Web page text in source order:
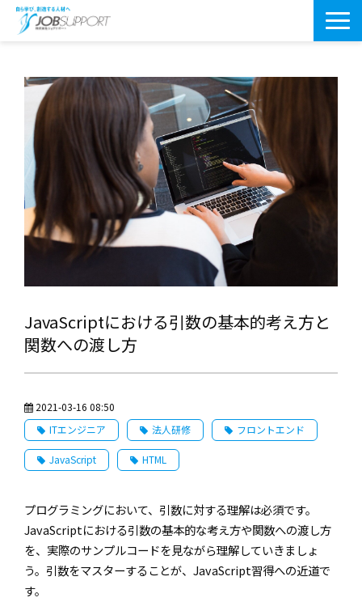
よくあるご質問
導入事例
お役立ちブログ
会社案内・アクセス
JavaScriptにおける引数の基本的考え方と
関数への渡し方
2021-03-16 08:50
ITエンジニア
法人研修 フロントエンド
JavaScript HTML
プログラミングにおいて、引数に対する理解は必須です。
JavaScriptにおける引数の基本的な考え方や関数への渡し方
を、実際のサンプルコードを見ながら理解していきましょ
う。引数をマスターすることが、JavaScript習得への近道で
す。